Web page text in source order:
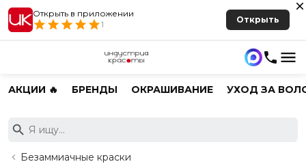
Открыть в приложении
1
Открыть
АКЦИИ 🔥 БРЕНДЫ ОКРАШИВАНИЕ УХОД ЗА
Безаммиачные краски